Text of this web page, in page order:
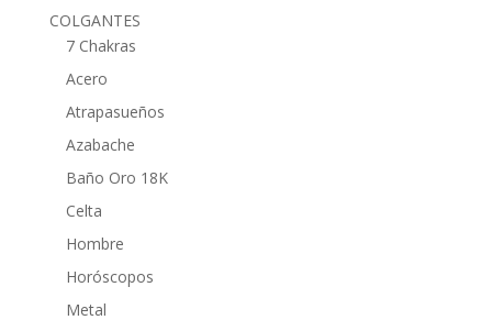
COLGANTES
7 Chakras
Acero
Atrapasueños
Azabache
Baño Oro 18K
Celta
Hombre
Horóscopos
Metal